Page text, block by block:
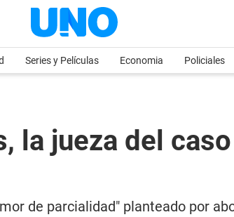
Series y Películas Economia Policiales
la jueza del
de parcialidad" planteado por